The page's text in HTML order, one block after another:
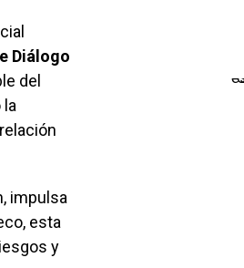
Diálogo
del
impulsa
esta
y